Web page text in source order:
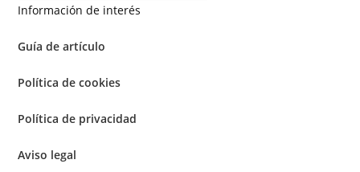
Información de interés
Guía de artículo
Política de cookies
Política de privacidad
Aviso legal